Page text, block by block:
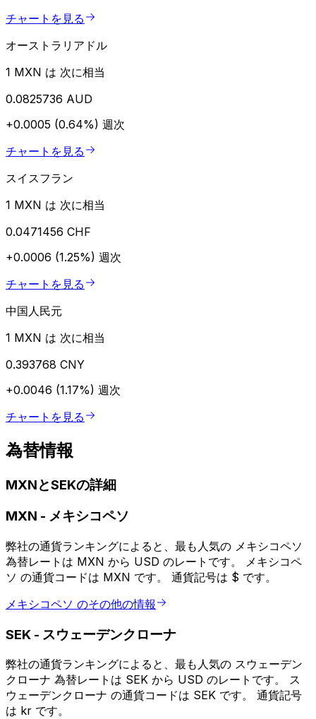
チャートを見る
オーストラリアドル
1 MXN は 次に相当
0.0825736 AUD
+0.0005 (0.64%) 週次
チャートを見る
スイスフラン
1 MXN は 次に相当
0.0471456 CHF
+0.0006 (1.25%) 週次
チャートを見る
中国人民元
1 MXN は 次に相当
0.393768 CNY
+0.0046 (1.17%) 週次
チャートを見る
為替情報
MXNとSEKの詳細
MXN - メキシコペソ
弊社の通貨ランキングによると、最も人気の メキシコペソ
為替レートは MXN から USD のレートです。 メキシコペ
ソ の通貨コードは MXN です。 通貨記号は $ です。
メキシコペソ のその他の情報
SEK - スウェーデンクローナ
弊社の通貨ランキングによると、最も人気の スウェーデン
クローナ 為替レートは SEK から USD のレートです。 ス
ウェーデンクローナ の通貨コードは SEK です。 通貨記号
は kr です。